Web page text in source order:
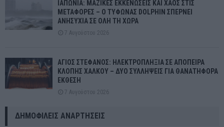
ΙΑΠΩΝΙΑ: ΜΑΖΙΚΕΣ ΕΚΚΕΝΩΣΕΙΣ ΚΑΙ ΧΑΟΣ ΣΤΙΣ
ΜΕΤΑΦΟΡΕΣ – Ο ΤΥΦΩΝΑΣ DOLPHIN ΣΠΕΡΝΕΙ
ΑΝΗΣΥΧΙΑ ΣΕ ΟΛΗ ΤΗ ΧΩΡΑ
7 Αυγούστου 2026
ΑΓΙΟΣ ΣΤΕΦΑΝΟΣ: ΗΛΕΚΤΡΟΠΛΗΞΙΑ ΣΕ ΑΠΟΠΕΙΡΑ
ΚΛΟΠΗΣ ΧΑΛΚΟΥ – ΔΥΟ ΣΥΛΛΗΨΕΙΣ ΓΙΑ ΘΑΝΑΤΗΦΟΡΑ
ΕΚΘΕΣΗ
7 Αυγούστου 2026
ΔΗΜΟΦΙΛΕΊΣ ΑΝΑΡΤΉΣΕΙΣ